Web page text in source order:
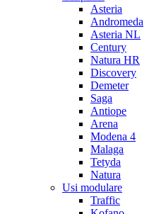
Asteria
Andromeda
Asteria NL
Century
Natura HR
Discovery
Demeter
Saga
Antiope
Arena
Modena 4
Malaga
Tetyda
Natura
Usi modulare
Traffic